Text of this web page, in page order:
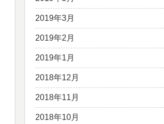
2019年3月
2019年2月
2019年1月
2018年12月
2018年11月
2018年10月